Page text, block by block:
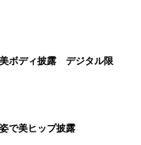
ボディ披露 デジタル限
で美ヒップ披露